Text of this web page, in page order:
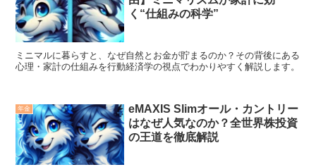
く“仕組みの科学”
ミニマルに暮らすと、なぜ自然とお金が貯まるのか？その背後にある
心理・家計の仕組みを行動経済学の視点でわかりやすく解説します。
年金
eMAXIS Slimオール・カントリー
はなぜ人気なのか？全世界株投資
の王道を徹底解説